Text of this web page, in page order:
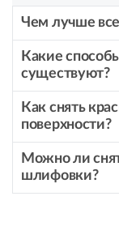
Чем лучше
Какие
существуют?
Как снять
поверхности?
Можно ли
шлифовки?